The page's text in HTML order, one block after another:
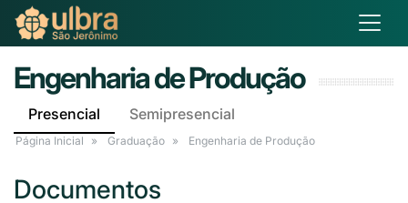
Engenharia de Produção
Presencial Semipresencial
Página Inicial Graduação Engenharia de Produção
Documentos